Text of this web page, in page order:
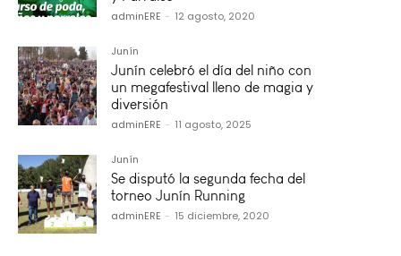
adminERE - 12 agosto, 2020
Junín
Junín celebró el día del niño con
un megafestival lleno de magia y
diversión
adminERE - 11 agosto, 2025
Junín
Se disputó la segunda fecha del
torneo Junín Running
adminERE - 15 diciembre, 2020